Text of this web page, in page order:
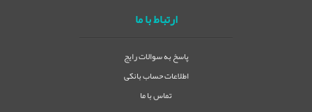
ارتباط با ما
پاسخ به سوالات رایج
اطلاعات حساب بانکی
تماس با ما